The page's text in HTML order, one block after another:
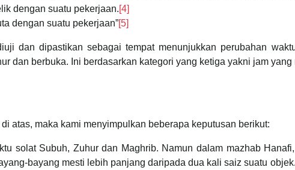
dengan suatu pekerjaan.[4]
dengan suatu pekerjaan”[5]
dan dipastikan sebagai tempat menunjukkan perubahan
dan berbuka. Ini berdasarkan kategori yang ketiga yakni jam
atas, maka kami menyimpulkan beberapa keputusan berikut:
solat Subuh, Zuhur dan Maghrib. Namun dalam mazhab
bayang mesti lebih panjang daripada dua kali saiz suatu